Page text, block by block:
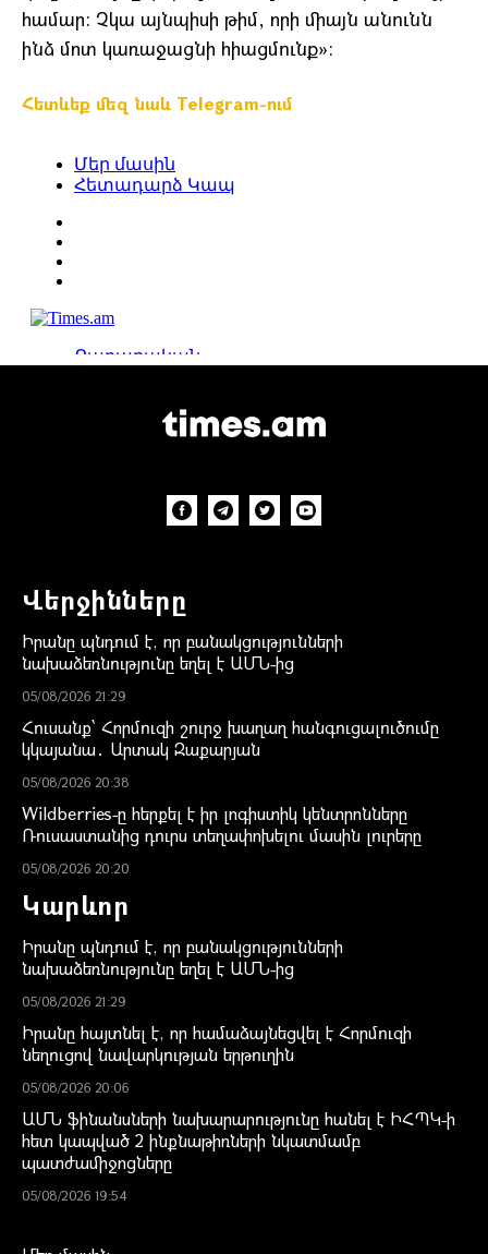
համար: Չկա այնպիսի թիմ, որի միայն անունն
ինձ մոտ կառաջացնի հիացմունք»:
Հետևեք մեզ նաև Telegram-ում
Վերջինները
Իրանը պնդում է, որ բանակցությունների
նախաձեռնությունը եղել է ԱՄՆ-ից
05/08/2026 21:29
Հուսանք՝ Հորմուզի շուրջ խաղաղ հանգուցալուծումը
կկայանա․ Արտակ Զաքարյան
05/08/2026 20:38
Wildberries-ը հերքել է իր լոգիստիկ կենտրոնները
Ռուսաստանից դուրս տեղափոխելու մասին լուրերը
05/08/2026 20:20
Կարևոր
Իրանը պնդում է, որ բանակցությունների
նախաձեռնությունը եղել է ԱՄՆ-ից
05/08/2026 21:29
Իրանը հայտնել է, որ համաձայնեցվել է Հորմուզի
նեղուցով նավարկության երթուղին
05/08/2026 20:06
ԱՄՆ ֆինանսների նախարարությունը հանել է ԻՀՊԿ-ի
հետ կապված 2 ինքնաթիռների նկատմամբ
պատժամիջոցները
05/08/2026 19:54